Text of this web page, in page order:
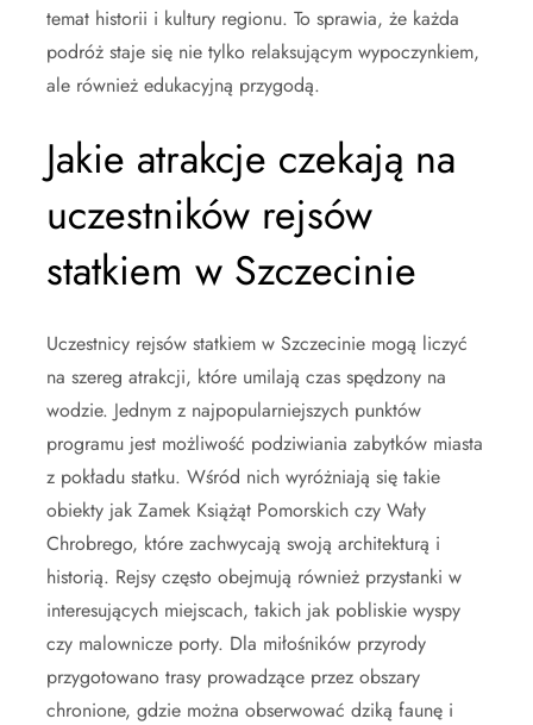
temat historii i kultury regionu. To sprawia, że każda
podróż staje się nie tylko relaksującym wypoczynkiem,
ale również edukacyjną przygodą.
Jakie atrakcje czekają na
uczestników rejsów
statkiem w Szczecinie
Uczestnicy rejsów statkiem w Szczecinie mogą liczyć
na szereg atrakcji, które umilają czas spędzony na
wodzie. Jednym z najpopularniejszych punktów
programu jest możliwość podziwiania zabytków miasta
z pokładu statku. Wśród nich wyróżniają się takie
obiekty jak Zamek Książąt Pomorskich czy Wały
Chrobrego, które zachwycają swoją architekturą i
historią. Rejsy często obejmują również przystanki w
interesujących miejscach, takich jak pobliskie wyspy
czy malownicze porty. Dla miłośników przyrody
przygotowano trasy prowadzące przez obszary
chronione, gdzie można obserwować dziką faunę i